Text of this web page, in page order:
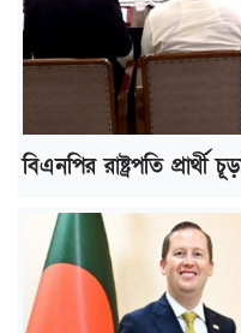
বিএনপির রাষ্ট্রপতি প্রার্থী